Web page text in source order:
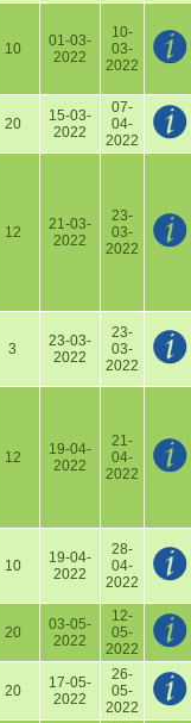
10
01-03-
2022
10-
03-
2022
20
15-03-
2022
07-
04-
2022
12
21-03-
2022
23-
03-
2022
3
23-03-
2022
23-
03-
2022
12
19-04-
2022
21-
04-
2022
10
19-04-
2022
28-
04-
2022
20
03-05-
2022
12-
05-
2022
20
17-05-
2022
26-
05-
2022